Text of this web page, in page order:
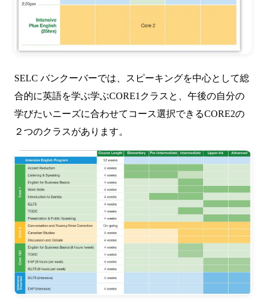
SELC バンクーバーでは、スピーキングを中心として総
合的に英語を学ぶ学ぶCORE1クラスと、午後の自分の
学びたいニーズに合わせてコース選択できるCORE2の
２つのクラスがあります。